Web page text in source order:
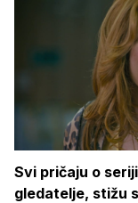
Svi pričaju o
gledatelje, stižu